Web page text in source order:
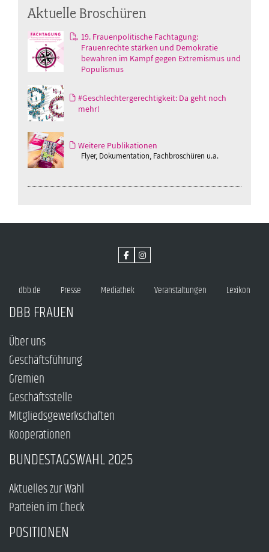
Aktuelle Broschüren
19. Frauenpolitische Fachtagung:
Frauenrechte stärken und Demokratie
bewahren im Kampf gegen Extremismus und
Populismus
#Geschlechtergerechtigkeit: Da geht noch
mehr!
Weitere Publikationen
Flyer, Dokumentation, Fachbroschüren u.a.
dbb.de Presse Mediathek Veranstaltungen Lexikon
DBB FRAUEN
Über uns
Geschäftsführung
Gremien
Geschäftsstelle
Mitgliedsgewerkschaften
Kooperationen
BUNDESTAGSWAHL 2025
Aktuelles zur Wahl
Parteien im Check
POSITIONEN